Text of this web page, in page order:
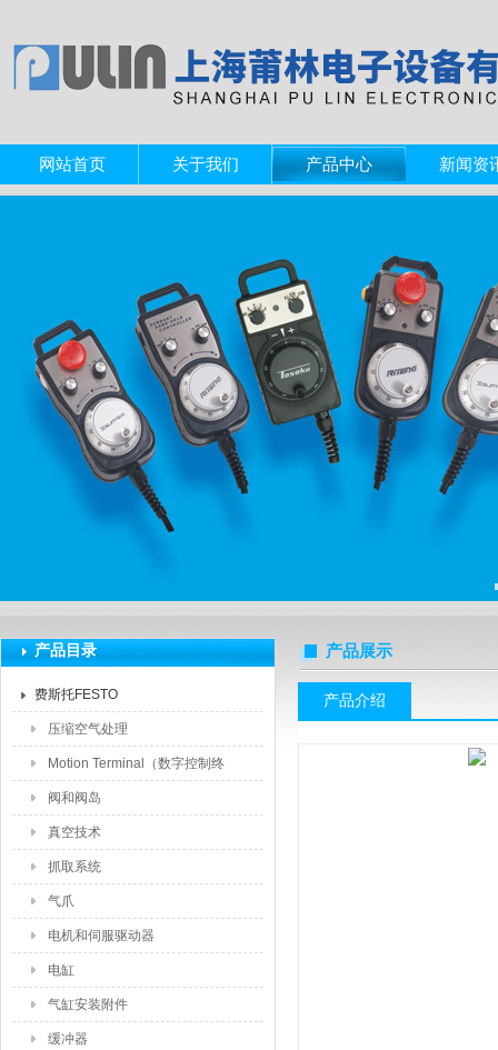
网站首页 关于我们 产品中心 新闻资
产品目录
费斯托FESTO
压缩空气处理
Motion Terminal（数字控制终
端）
阀和阀岛
真空技术
抓取系统
气爪
电机和伺服驱动器
电缸
气缸安装附件
缓冲器
产品展示
产品介绍